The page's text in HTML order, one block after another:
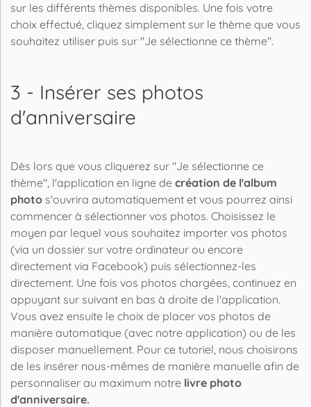
sur les différents thèmes disponibles. Une fois votre
choix effectué, cliquez simplement sur le thème que vous
souhaitez utiliser puis sur "Je sélectionne ce thème".
3 - Insérer ses photos
d'anniversaire
Dès lors que vous cliquerez sur "Je sélectionne ce
thème", l'application en ligne de création de l'album
photo s'ouvrira automatiquement et vous pourrez ainsi
commencer à sélectionner vos photos. Choisissez le
moyen par lequel vous souhaitez importer vos photos
(via un dossier sur votre ordinateur ou encore
directement via Facebook) puis sélectionnez-les
directement. Une fois vos photos chargées, continuez en
appuyant sur suivant en bas à droite de l'application.
Vous avez ensuite le choix de placer vos photos de
manière automatique (avec notre application) ou de les
disposer manuellement. Pour ce tutoriel, nous choisirons
de les insérer nous-mêmes de manière manuelle afin de
personnaliser au maximum notre livre photo
d'anniversaire.